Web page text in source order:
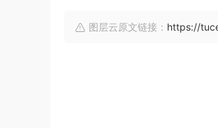
图层云原文链接： https://